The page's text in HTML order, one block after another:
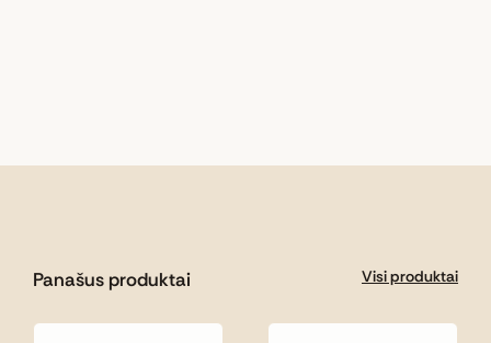
Panašus produktai Visi produktai